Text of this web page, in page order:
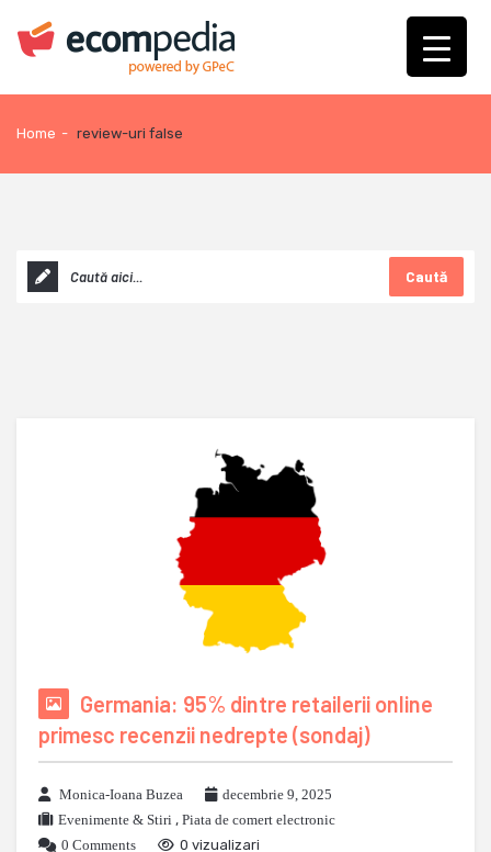
Home - review-uri false
Caută
Germania: 95% dintre retailerii online
primesc recenzii nedrepte (sondaj)
Monica-Ioana Buzea
decembrie 9, 2025
Evenimente & Stiri , Piata de comert electronic
0 Comments
0 vizualizari